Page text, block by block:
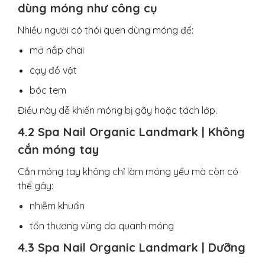
dùng móng như công cụ
Nhiều người có thói quen dùng móng để:
mở nắp chai
cạy đồ vật
bóc tem
Điều này dễ khiến móng bị gãy hoặc tách lớp.
4.2 Spa Nail Organic Landmark | Không
cắn móng tay
Cắn móng tay không chỉ làm móng yếu mà còn có
thể gây:
nhiễm khuẩn
tổn thương vùng da quanh móng
4.3 Spa Nail Organic Landmark | Dưỡng